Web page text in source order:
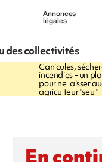
Annonces
légales
des collectivités
16:37
Canicules,
incendies - un
pour ne laisser
agriculteur "seul"
En